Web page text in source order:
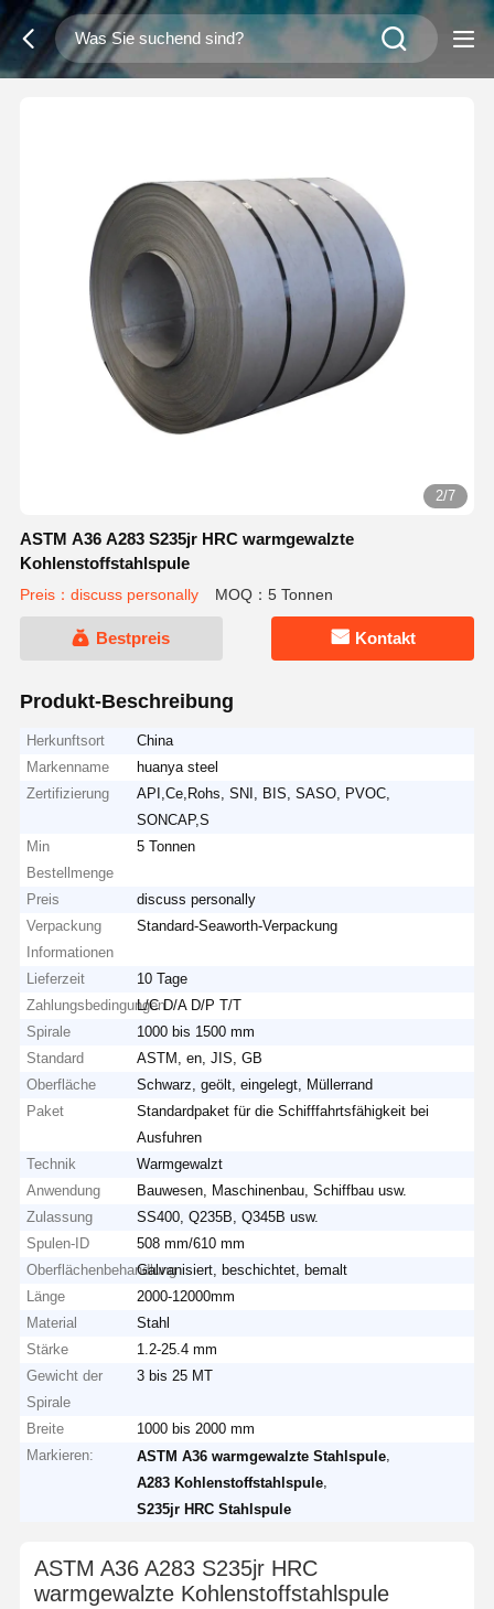
2/7
ASTM A36 A283 S235jr HRC warmgewalzte
Kohlenstoffstahlspule
Preis：discuss personally MOQ：5 Tonnen
Bestpreis Kontakt
Produkt-Beschreibung
Herkunftsort
China
Markenname
huanya steel
Zertifizierung
API,Ce,Rohs, SNI, BIS, SASO, PVOC,
SONCAP,S
Min
Bestellmenge
5 Tonnen
Preis
discuss personally
Verpackung
Informationen
Standard-Seaworth-Verpackung
Lieferzeit
10 Tage
ZahlungsbedingungenL/C D/A D/P T/T
Spirale
1000 bis 1500 mm
Standard
ASTM, en, JIS, GB
Oberfläche
Schwarz, geölt, eingelegt, Müllerrand
Paket
Standardpaket für die Schifffahrtsfähigkeit bei
Ausfuhren
Technik
Warmgewalzt
Anwendung
Bauwesen, Maschinenbau, Schiffbau usw.
Zulassung
SS400, Q235B, Q345B usw.
Spulen-ID
508 mm/610 mm
OberflächenbehandlungGalvanisiert, beschichtet, bemalt
Länge
2000-12000mm
Material
Stahl
Stärke
1.2-25.4 mm
Gewicht der
Spirale
3 bis 25 MT
Breite
1000 bis 2000 mm
Markieren:
ASTM A36 warmgewalzte Stahlspule
A283 Kohlenstoffstahlspule
S235jr HRC Stahlspule
ASTM A36 A283 S235jr HRC
warmgewalzte Kohlenstoffstahlspule